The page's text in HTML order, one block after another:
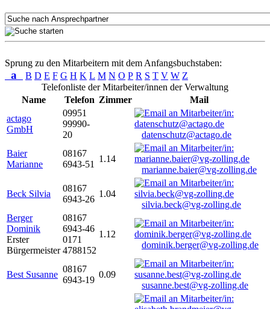
Sprung zu den Mitarbeitern mit dem Anfangsbuchstaben:
a B D E F G H K L M N O P R S T V W Z
Telefonliste der Mitarbeiter/innen der Verwaltung
Name
Telefon Zimmer
Mail
actago
GmbH
09951
99990-
20
datenschutz@actago.de
Baier
Marianne
08167
6943-51
1.14
marianne.baier@vg-zolling.de
Beck Silvia
08167
6943-26
1.04
silvia.beck@vg-zolling.de
Berger
Dominik
Erster
Bürgermeister
08167
6943-46
0171
4788152
1.12
dominik.berger@vg-zolling.de
Best Susanne
08167
6943-19
0.09
susanne.best@vg-zolling.de